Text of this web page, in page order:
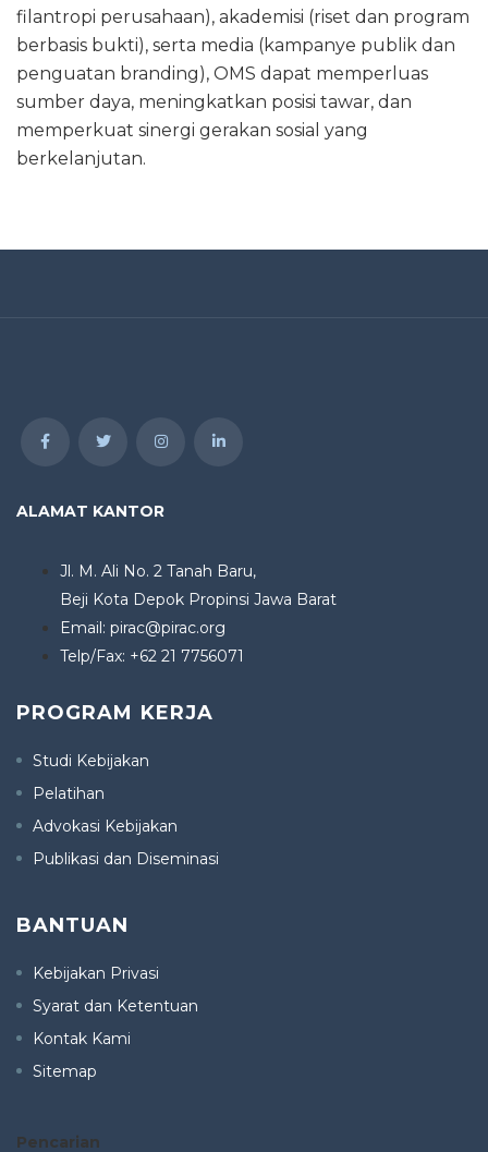
filantropi perusahaan), akademisi (riset dan program
berbasis bukti), serta media (kampanye publik dan
penguatan branding), OMS dapat memperluas
sumber daya, meningkatkan posisi tawar, dan
memperkuat sinergi gerakan sosial yang
berkelanjutan.
ALAMAT KANTOR
Jl. M. Ali No. 2 Tanah Baru,
Beji Kota Depok Propinsi Jawa Barat
Email: pirac@pirac.org
Telp/Fax: +62 21 7756071
PROGRAM KERJA
Studi Kebijakan
Pelatihan
Advokasi Kebijakan
Publikasi dan Diseminasi
BANTUAN
Kebijakan Privasi
Syarat dan Ketentuan
Kontak Kami
Sitemap
Pencarian